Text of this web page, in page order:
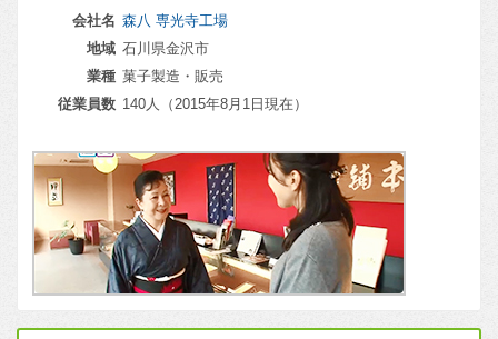
会社名 森八 専光寺工場
地域 石川県金沢市
業種 菓子製造・販売
従業員数 140人（2015年8月1日現在）